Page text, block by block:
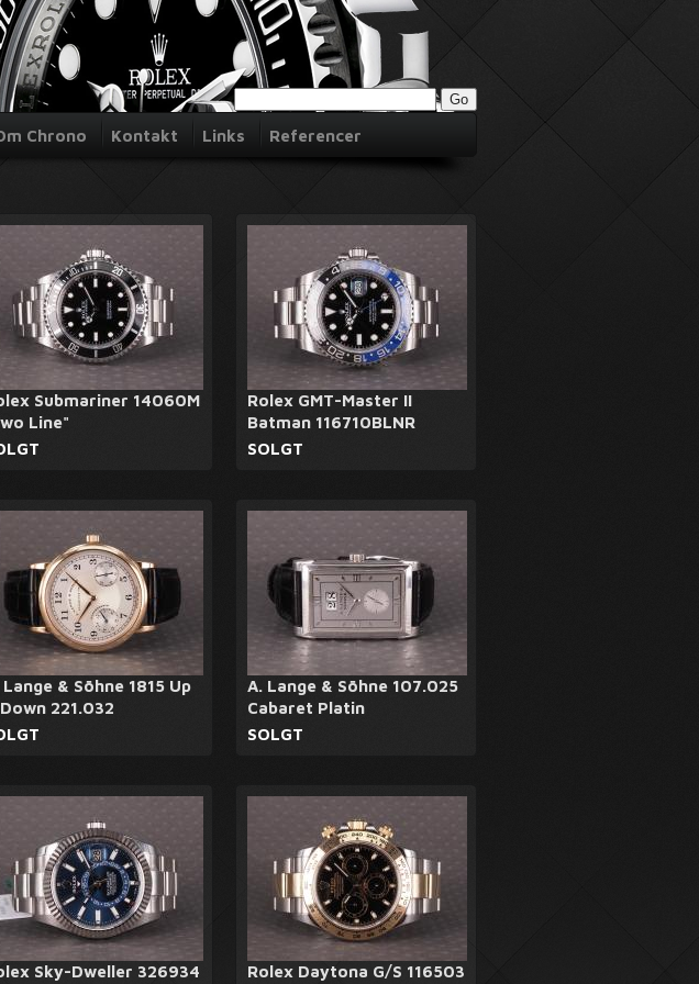
Chrono Kontakt Links Referencer
Submariner 14060M
Line"
Rolex GMT-Master II
Batman 116710BLNR
SOLGT
Lange & Söhne 1815 Up
221.032
A. Lange & Söhne 107.025
Cabaret Platin
SOLGT
Sky-Dweller 326934 Rolex Daytona G/S 116503